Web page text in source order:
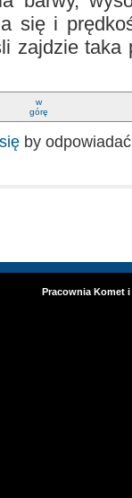
się i
zajdzie taka
w
górę
by odpowiadać
Pracownia Komet